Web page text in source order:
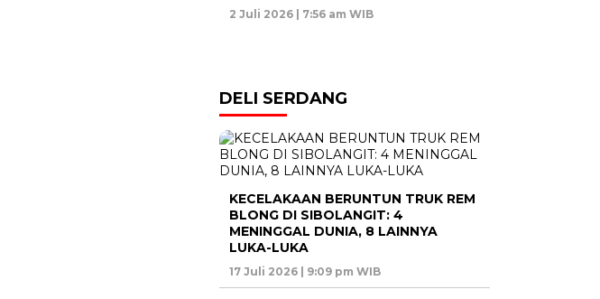
2 Juli 2026 | 7:56 am WIB
DELI SERDANG
KECELAKAAN BERUNTUN TRUK REM
BLONG DI SIBOLANGIT: 4
MENINGGAL DUNIA, 8 LAINNYA
LUKA-LUKA
17 Juli 2026 | 9:09 pm WIB